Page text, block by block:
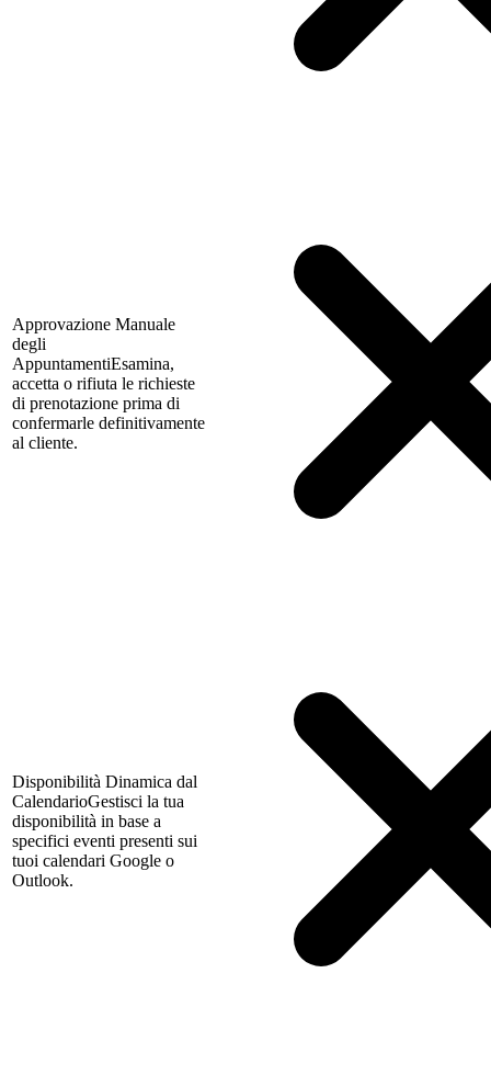
Approvazione Manuale
degli
AppuntamentiEsamina,
accetta o rifiuta le richieste
di prenotazione prima di
confermarle definitivamente
al cliente.
Disponibilità Dinamica dal
CalendarioGestisci la tua
disponibilità in base a
specifici eventi presenti sui
tuoi calendari Google o
Outlook.